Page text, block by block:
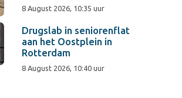
8 August 2026, 10:35 uur
Drugslab in seniorenflat
aan het Oostplein in
Rotterdam
8 August 2026, 10:40 uur